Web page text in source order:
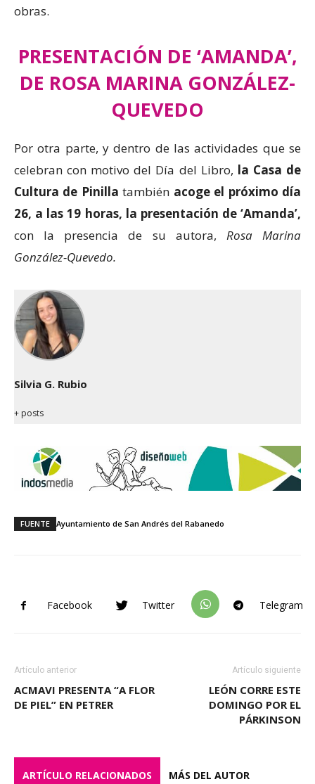
obras.
PRESENTACIÓN DE ‘AMANDA’,
DE ROSA MARINA GONZÁLEZ-
QUEVEDO
Por otra parte, y dentro de las actividades que se
celebran con motivo del Día del Libro, la Casa de
Cultura de Pinilla también acoge el próximo día
26, a las 19 horas, la presentación de ‘Amanda’,
con la presencia de su autora, Rosa Marina
González-Quevedo.
Silvia G. Rubio
+ posts
FUENTE Ayuntamiento de San Andrés del Rabanedo
Facebook Twitter Telegram
Artículo anterior
ACMAVI PRESENTA “A FLOR
DE PIEL” EN PETRER
Artículo siguiente
LEÓN CORRE ESTE
DOMINGO POR EL
PÁRKINSON
ARTÍCULO RELACIONADOS MÁS DEL AUTOR